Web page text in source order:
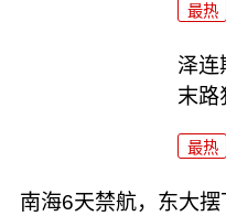
最热
泽连
末路
最热
南海6天禁航，东大摆